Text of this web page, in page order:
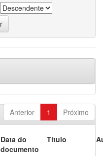
Anterior 1 Próximo
Data do
documento
Título